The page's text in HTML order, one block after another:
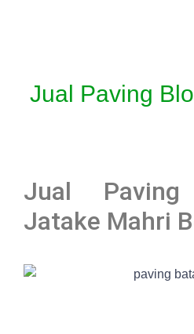
Jual Paving
Jual
Jatake Mahri